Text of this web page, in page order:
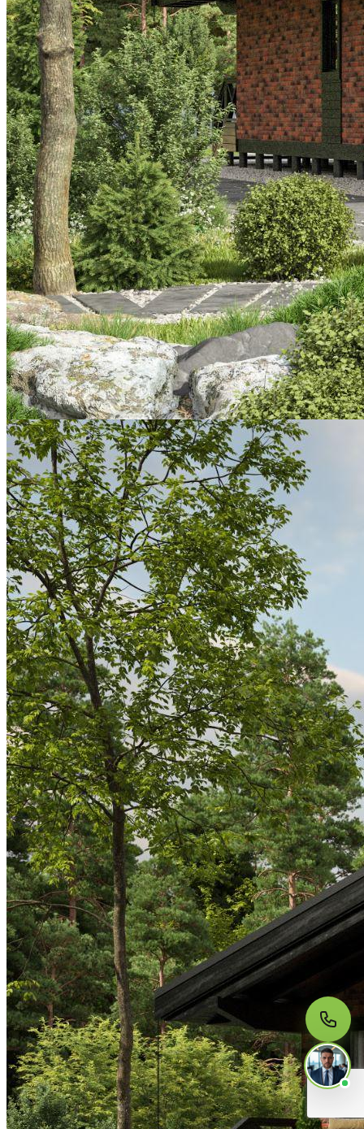
МЫ НА СВЯЗИ
Пишите нам
Онлайн · ответим за 5 минут
в рабочее время
Telegram
WhatsApp
MAX